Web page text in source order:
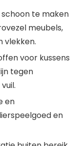
schoon te maken
meubels,
vlekken.
voor kussens
tegen
en
en